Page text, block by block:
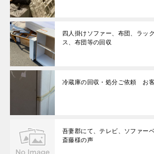
四人掛けソファー、布団、ラッ
ス、布団等の回収
冷蔵庫の回収・処分ご依頼 お
吾妻郡にて、テレビ、ソファー
斎藤様の声